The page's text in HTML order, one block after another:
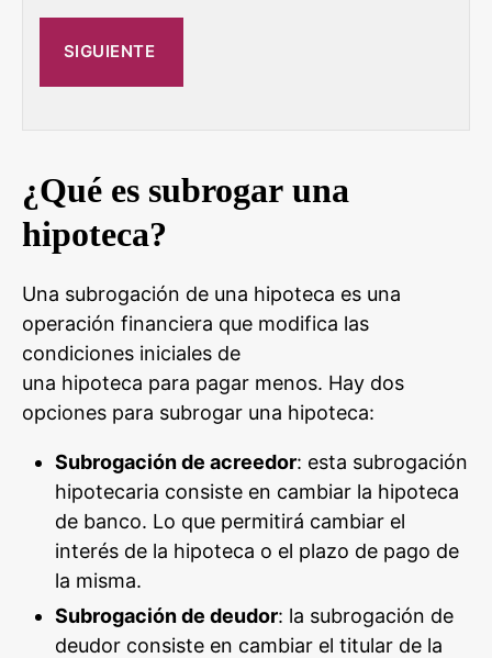
¿Qué es subrogar una
hipoteca?
Una subrogación de una hipoteca es una
operación financiera que modifica las
condiciones iniciales de
una hipoteca para pagar menos. Hay dos
opciones para subrogar una hipoteca:
Subrogación de acreedor: esta subrogación
hipotecaria consiste en cambiar la hipoteca
de banco. Lo que permitirá cambiar el
interés de la hipoteca o el plazo de pago de
la misma.
Subrogación de deudor: la subrogación de
deudor consiste en cambiar el titular de la